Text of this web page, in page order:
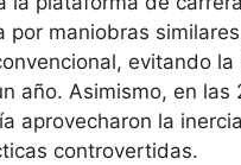
maniobras
evitando
año. Asimismo, en
aprovecharon la
controvertidas.